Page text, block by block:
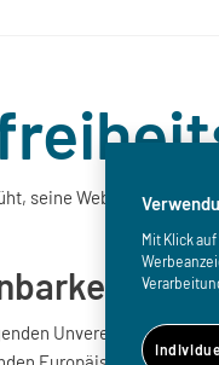
seine Website im
mit
Unvereinbarkeiten
Mit Klick